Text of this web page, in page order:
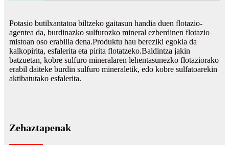
Potasio butilxantatoa biltzeko gaitasun handia duen flotazio-
agentea da, burdinazko sulfurozko mineral ezberdinen flotazio
mistoan oso erabilia dena.Produktu hau bereziki egokia da
kalkopirita, esfalerita eta pirita flotatzeko.Baldintza jakin
batzuetan, kobre sulfuro mineralaren lehentasunezko flotaziorako
erabil daiteke burdin sulfuro mineraletik, edo kobre sulfatoarekin
aktibatutako esfalerita.
Zehaztapenak